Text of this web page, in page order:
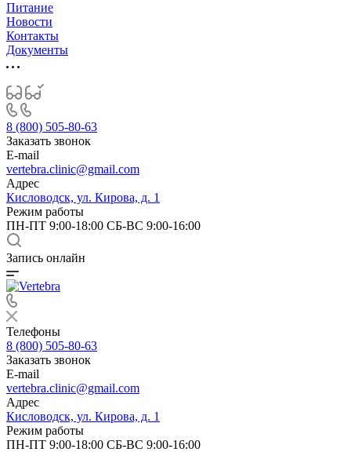
Питание
Новости
Контакты
Документы
8 (800) 505-80-63
Заказать звонок
E-mail
vertebra.clinic@gmail.com
Адрес
Кисловодск, ул. Кирова, д. 1
Режим работы
ПН-ПТ 9:00-18:00 СБ-ВС 9:00-16:00
Запись онлайн
Телефоны
8 (800) 505-80-63
Заказать звонок
E-mail
vertebra.clinic@gmail.com
Адрес
Кисловодск, ул. Кирова, д. 1
Режим работы
ПН-ПТ 9:00-18:00 СБ-ВС 9:00-16:00